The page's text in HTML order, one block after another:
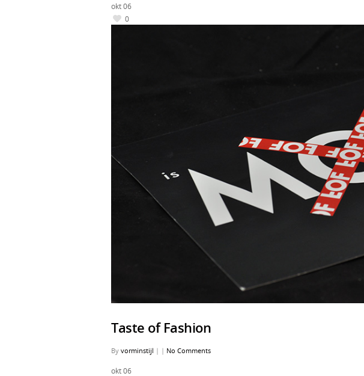
okt06
0
Taste of Fashion
By vorminstijl | | No Comments
okt06